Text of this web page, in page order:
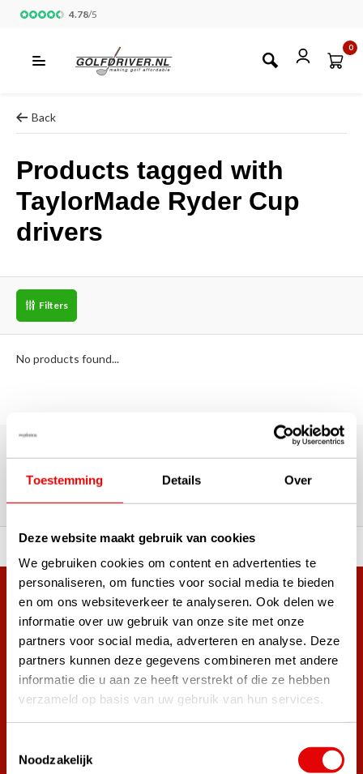
Toestemming Details Over
Deze website maakt gebruik van cookies
We gebruiken cookies om content en advertenties te
personaliseren, om functies voor social media te bieden
en om ons websiteverkeer te analyseren. Ook delen we
informatie over uw gebruik van onze site met onze
partners voor social media, adverteren en analyse. Deze
partners kunnen deze gegevens combineren met andere
informatie die u aan ze heeft verstrekt of die ze hebben
verzameld op basis van uw gebruik van hun services.
Noodzakelijk
4.78/5
0
Back
Products tagged with
TaylorMade Ryder Cup
drivers
Filters
No products found...
180,000+ Customers | 5,000+ Reviews | Trusted Shops,
Reviews: What our customers
say
+38,000 customers have already subscribed.
Sign up for the newsletter and never miss out on the best
golf deals!